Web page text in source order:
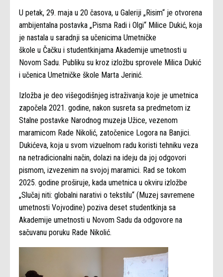
U petak, 29. maja u 20 časova, u Galeriji „Risim“ je otvorena
ambijentalna postavka „Pisma Radi i Olgi“ Milice Dukić, koja
je nastala u saradnji sa učenicima Umetničke
škole u Čačku i studentkinjama Akademije umetnosti u
Novom Sadu. Publiku su kroz izložbu sprovele Milica Dukić
i učenica Umetničke škole Marta Jerinić.
Izložba je deo višegodišnjeg istraživanja koje je umetnica
započela 2021. godine, nakon susreta sa predmetom iz
Stalne postavke Narodnog muzeja Užice, vezenom
maramicom Rade Nikolić, zatočenice Logora na Banjici.
Dukićeva, koja u svom vizuelnom radu koristi tehniku veza
na netradicionalni način, dolazi na ideju da joj odgovori
pismom, izvezenim na svojoj maramici. Rad se tokom
2025. godine proširuje, kada umetnica u okviru izložbe
„Slučaj niti: globalni narativi o tekstilu“ (Muzej savremene
umetnosti Vojvodine) poziva deset studentkinja sa
Akademije umetnosti u Novom Sadu da odgovore na
sačuvanu poruku Rade Nikolić.